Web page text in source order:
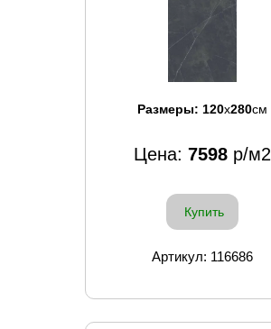
Размеры: 120x280см
Цена: 7598 р/м2
Купить
Артикул: 116686